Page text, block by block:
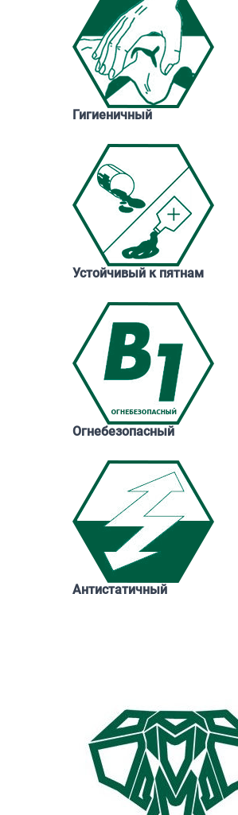
Гигиеничный
Устойчивый к пятнам
Огнебезопасный
Антистатичный